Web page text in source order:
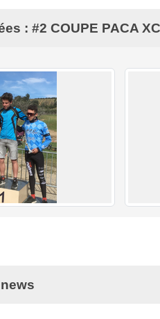
: #2 COUPE PACA